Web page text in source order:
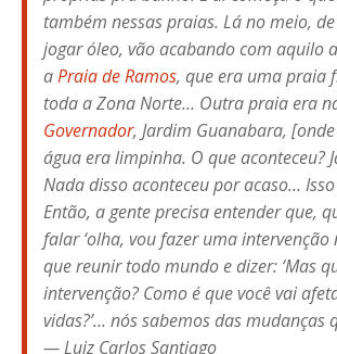
também nessas praias. Lá no meio,
jogar óleo, vão acabando com aquilo
aPraia de Ramos, que era uma praia
toda a Zona Norte… Outra praia era
Governador, Jardim Guanabara,
água era limpinha. O que aconteceu?
Nada disso aconteceu por acaso…
Então, a gente precisa entender que,
falar ‘olha, vou fazer uma intervenção
que reunir todo mundo e dizer: ‘Mas
intervenção? Como é que você vai
vidas?’… nós sabemos das mudanças
— Luiz Carlos Santiago